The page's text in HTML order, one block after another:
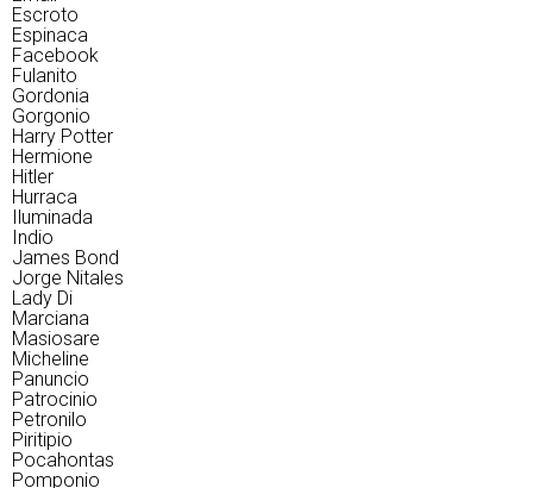
Escroto
Espinaca
Facebook
Fulanito
Gordonia
Gorgonio
Harry Potter
Hermione
Hitler
Hurraca
Iluminada
Indio
James Bond
Jorge Nitales
Lady Di
Marciana
Masiosare
Micheline
Panuncio
Patrocinio
Petronilo
Piritipio
Pocahontas
Pomponio